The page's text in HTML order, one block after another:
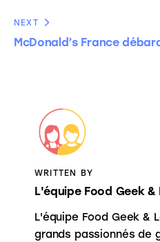
NEXT
McDonald’s France
WRITTEN BY
L'équipe Food Geek &
L'équipe Food Geek &
grands passionnés de